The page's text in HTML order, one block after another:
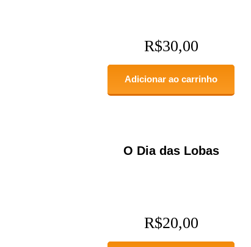
R$30,00
Adicionar ao carrinho
O Dia das Lobas
R$20,00